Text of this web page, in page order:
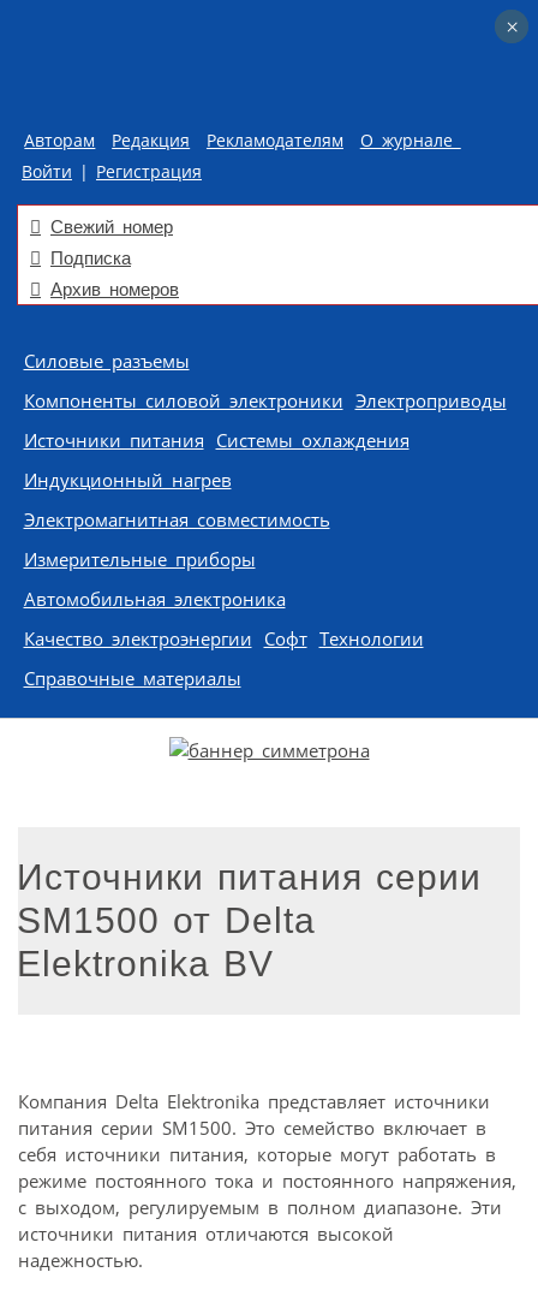
Авторам Редакция Рекламодателям
О журнале
Войти | Регистрация
Свежий номер
Подписка
Архив номеров
Skip to content
Силовые разъемы
Компоненты силовой электроники Электроприводы
Источники питания Системы охлаждения
Индукционный нагрев
Электромагнитная совместимость
Измерительные приборы
Автомобильная электроника
Качество электроэнергии Софт Технологии
Справочные материалы
Источники питания серии
SM1500 от Delta
Elektronika BV
Компания Delta Elektronika представляет источники
питания серии SM1500. Это семейство включает в
себя источники питания, которые могут работать в
режиме постоянного тока и постоянного напряжения,
с выходом, регулируемым в полном диапазоне. Эти
источники питания отличаются высокой
надежностью.
×
×